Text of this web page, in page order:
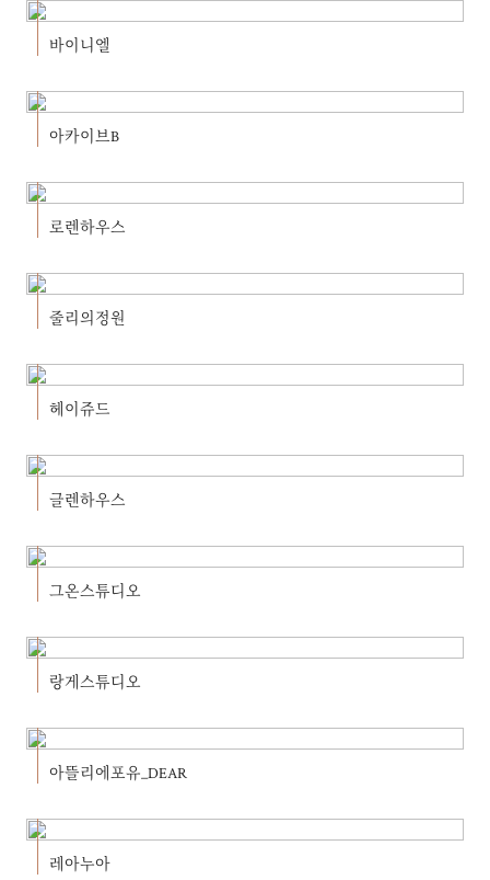
바이니엘
아카이브B
로렌하우스
줄리의정원
헤이쥬드
글렌하우스
그온스튜디오
랑게스튜디오
아뜰리에포유_DEAR
레아누아